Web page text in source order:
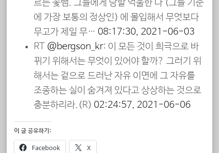
르는 꽃뱀. 그들에게 당할 억울한 나 (그들 기준
에 가장 보통의 정상인) 에 몰입해서 무엇보다
무고가 제일 무… 08:17:30, 2021-06-03
RT @bergson_kr: 이 모든 것이 희극으로 바
뀌기 위해서는 무엇이 있어야 할까? 그러기 위
해서는 겉으로 드러난 자유 이면에 그 자유를
조종하는 실이 숨겨져 있다고 상상하는 것으로
충분하리라.(R) 02:24:57, 2021-06-06
이 글 공유하기:
Facebook X